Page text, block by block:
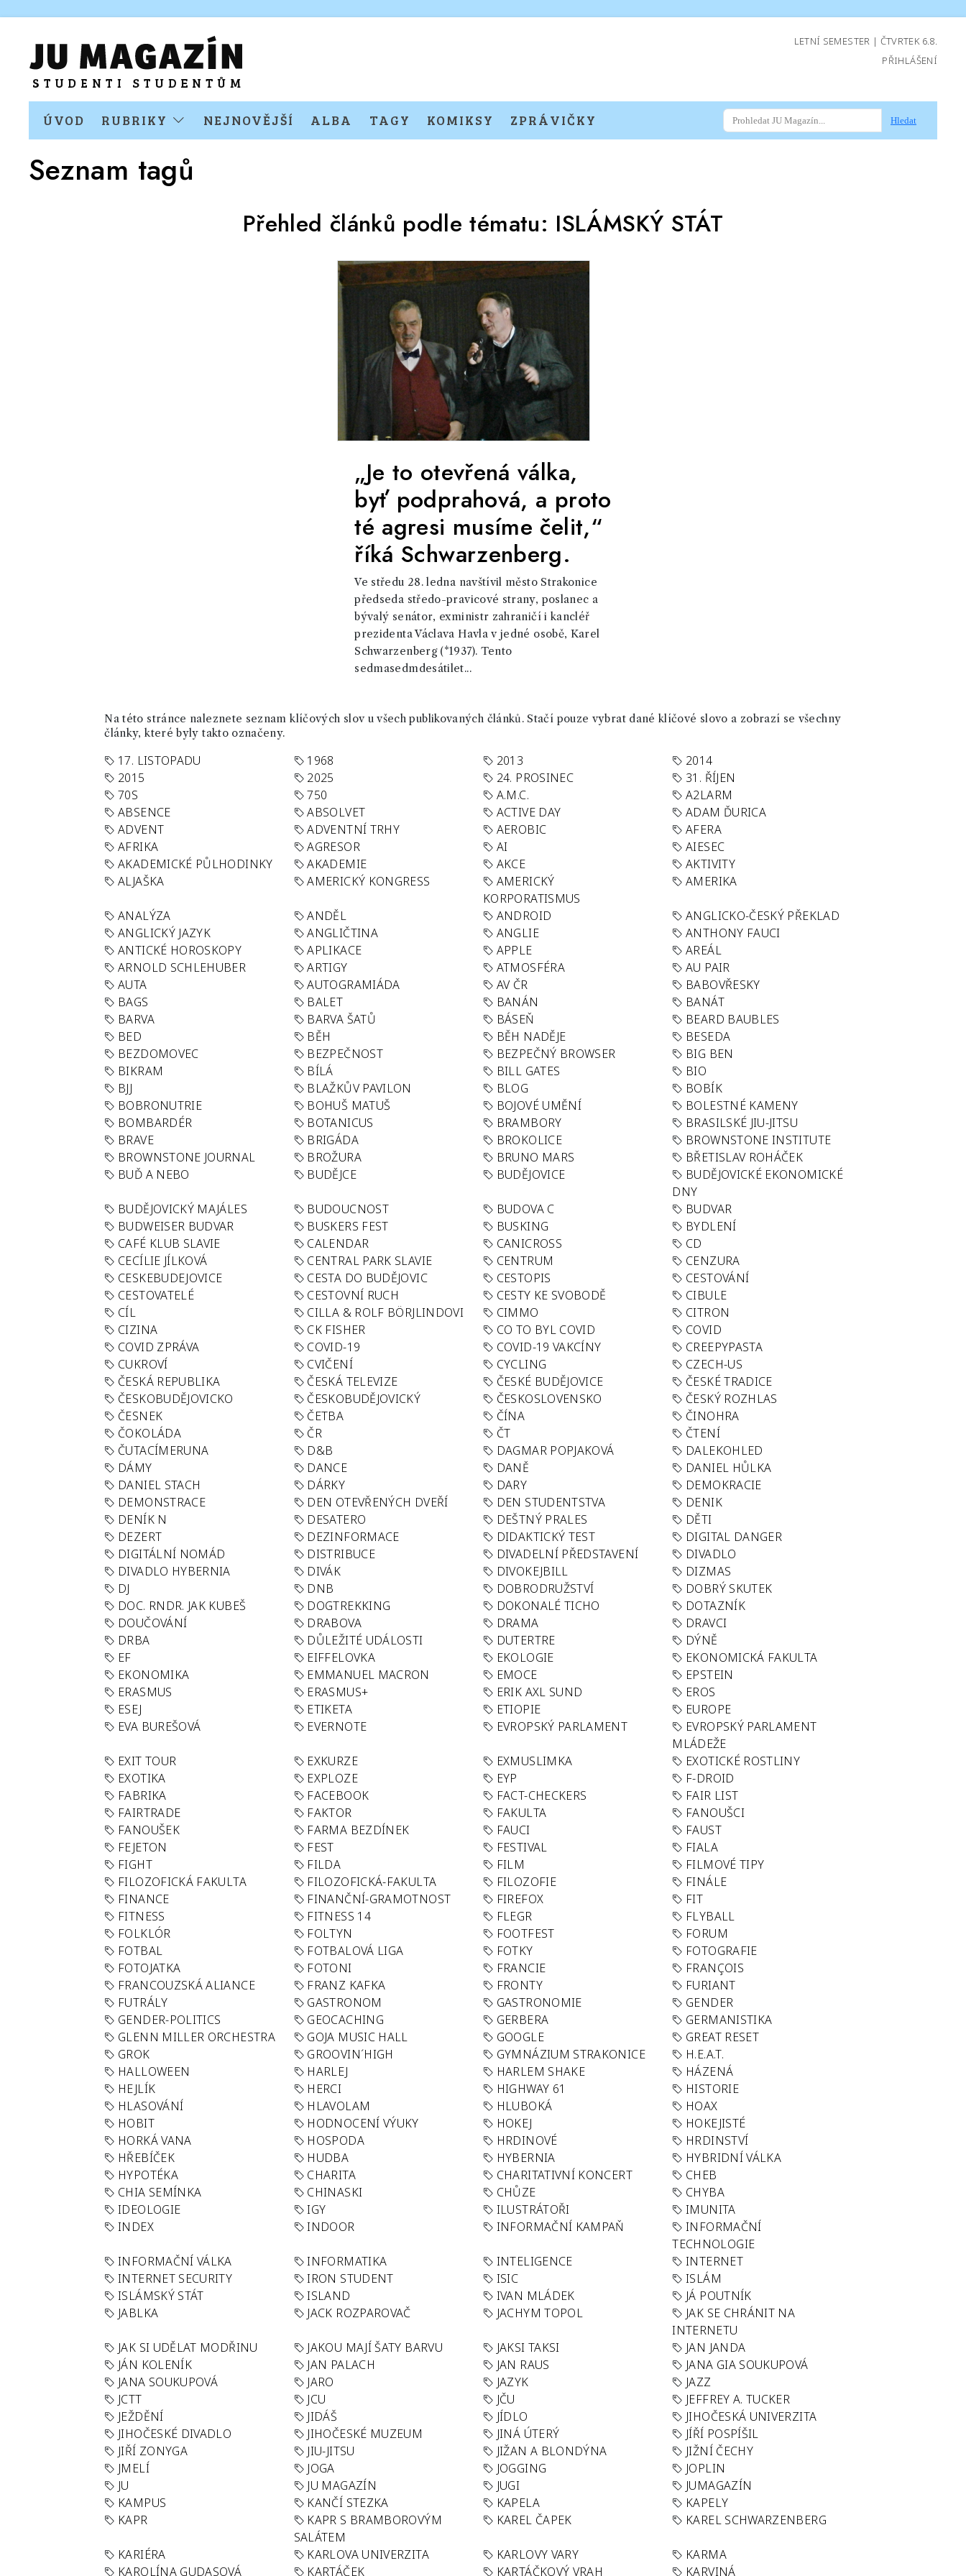
LETNÍ SEMESTER | ČTVRTEK 6.8.
PŘIHLÁŠENÍ
ÚVOD RUBRIKY NEJNOVĚJŠÍ ALBA TAGY KOMIKSY ZPRÁVIČKY Hledat
Seznam tagů
Přehled článků podle tématu: ISLÁMSKÝ STÁT
„Je to otevřená válka,
byť podprahová, a proto
té agresi musíme čelit,“
říká Schwarzenberg.
Ve středu 28. ledna navštívil město Strakonice
předseda středo-pravicové strany, poslanec a
bývalý senátor, exministr zahraničí i kancléř
prezidenta Václava Havla v jedné osobě, Karel
Schwarzenberg (*1937). Tento
sedmasedmdesátilet...
Na této stránce naleznete seznam klíčových slov u všech publikovaných článků. Stačí pouze vybrat dané klíčové slovo a zobrazí se všechny
články, které byly takto označeny.
17. LISTOPADU 1968 2013
2014
2015
2025 24. PROSINEC
31. ŘÍJEN
70S
750 A.M.C.
A2LARM
ABSENCE
ABSOLVET ACTIVE DAY
ADAM ĎURICA
ADVENT
ADVENTNÍ TRHY AEROBIC
AFERA
AFRIKA
AGRESOR AI
AIESEC
AKADEMICKÉ PŮLHODINKY
AKADEMIE AKCE
AKTIVITY
ALJAŠKA
AMERICKÝ KONGRESS
AMERICKÝ
KORPORATISMUS
AMERIKA
ANALÝZA ANDĚL ANDROID
ANGLICKO-ČESKÝ PŘEKLAD
ANGLICKÝ JAZYK
ANGLIČTINA ANGLIE
ANTHONY FAUCI
ANTICKÉ HOROSKOPY
APLIKACE APPLE
AREÁL
ARNOLD SCHLEHUBER
ARTIGY ATMOSFÉRA
AU PAIR
AUTA
AUTOGRAMIÁDA AV ČR
BABOVŘESKY
BAGS
BALET BANÁN
BANÁT
BARVA
BARVA ŠATŮ BÁSEŇ
BEARD BAUBLES
BED
BĚH BĚH NADĚJE
BESEDA
BEZDOMOVEC
BEZPEČNOST BEZPEČNÝ BROWSER
BIG BEN
BIKRAM
BÍLÁ BILL GATES
BIO
BJJ
BLAŽKŮV PAVILON BLOG
BOBÍK
BOBRONUTRIE
BOHUŠ MATUŠ BOJOVÉ UMĚNÍ
BOLESTNÉ KAMENY
BOMBARDÉR
BOTANICUS BRAMBORY
BRASILSKÉ JIU-JITSU
BRAVE
BRIGÁDA BROKOLICE
BROWNSTONE INSTITUTE
BROWNSTONE JOURNAL
BROŽURA BRUNO MARS
BŘETISLAV ROHÁČEK
BUĎ A NEBO
BUDĚJCE BUDĚJOVICE
BUDĚJOVICKÉ EKONOMICKÉ
DNY
BUDĚJOVICKÝ MAJÁLES
BUDOUCNOST BUDOVA C
BUDVAR
BUDWEISER BUDVAR
BUSKERS FEST BUSKING
BYDLENÍ
CAFÉ KLUB SLAVIE
CALENDAR CANICROSS
CD
CECÍLIE JÍLKOVÁ
CENTRAL PARK SLAVIE CENTRUM
CENZURA
CESKEBUDEJOVICE
CESTA DO BUDĚJOVIC CESTOPIS
CESTOVÁNÍ
CESTOVATELÉ
CESTOVNÍ RUCH CESTY KE SVOBODĚ
CIBULE
CÍL
CILLA & ROLF BÖRJLINDOVI CIMMO
CITRON
CIZINA
CK FISHER CO TO BYL COVID
COVID
COVID ZPRÁVA
COVID-19 COVID-19 VAKCÍNY
CREEPYPASTA
CUKROVÍ
CVIČENÍ CYCLING
CZECH-US
ČESKÁ REPUBLIKA
ČESKÁ TELEVIZE ČESKÉ BUDĚJOVICE
ČESKÉ TRADICE
ČESKOBUDĚJOVICKO
ČESKOBUDĚJOVICKÝ ČESKOSLOVENSKO
ČESKÝ ROZHLAS
ČESNEK
ČETBA ČÍNA
ČINOHRA
ČOKOLÁDA
ČR ČT
ČTENÍ
ČUTACÍMERUNA
D&B DAGMAR POPJAKOVÁ
DALEKOHLED
DÁMY
DANCE DANĚ
DANIEL HŮLKA
DANIEL STACH
DÁRKY DARY
DEMOKRACIE
DEMONSTRACE
DEN OTEVŘENÝCH DVEŘÍ DEN STUDENTSTVA
DENIK
DENÍK N
DESATERO DEŠTNÝ PRALES
DĚTI
DEZERT
DEZINFORMACE DIDAKTICKÝ TEST
DIGITAL DANGER
DIGITÁLNÍ NOMÁD
DISTRIBUCE DIVADELNÍ PŘEDSTAVENÍ
DIVADLO
DIVADLO HYBERNIA
DIVÁK DIVOKEJBILL
DIZMAS
DJ
DNB DOBRODRUŽSTVÍ
DOBRÝ SKUTEK
DOC. RNDR. JAK KUBEŠ
DOGTREKKING DOKONALÉ TICHO
DOTAZNÍK
DOUČOVÁNÍ
DRABOVA DRAMA
DRAVCI
DRBA
DŮLEŽITÉ UDÁLOSTI DUTERTRE
DÝNĚ
EF
EIFFELOVKA EKOLOGIE
EKONOMICKÁ FAKULTA
EKONOMIKA
EMMANUEL MACRON EMOCE
EPSTEIN
ERASMUS
ERASMUS+ ERIK AXL SUND
EROS
ESEJ
ETIKETA ETIOPIE
EUROPE
EVA BUREŠOVÁ
EVERNOTE EVROPSKÝ PARLAMENT
EVROPSKÝ PARLAMENT
MLÁDEŽE
EXIT TOUR
EXKURZE EXMUSLIMKA
EXOTICKÉ ROSTLINY
EXOTIKA
EXPLOZE EYP
F-DROID
FABRIKA
FACEBOOK FACT-CHECKERS
FAIR LIST
FAIRTRADE
FAKTOR FAKULTA
FANOUŠCI
FANOUŠEK
FARMA BEZDÍNEK FAUCI
FAUST
FEJETON
FEST FESTIVAL
FIALA
FIGHT
FILDA FILM
FILMOVÉ TIPY
FILOZOFICKÁ FAKULTA
FILOZOFICKÁ-FAKULTA FILOZOFIE
FINÁLE
FINANCE
FINANČNÍ-GRAMOTNOST FIREFOX
FIT
FITNESS
FITNESS 14 FLEGR
FLYBALL
FOLKLÓR
FOLTYN FOOTFEST
FORUM
FOTBAL
FOTBALOVÁ LIGA FOTKY
FOTOGRAFIE
FOTOJATKA
FOTONI FRANCIE
FRANÇOIS
FRANCOUZSKÁ ALIANCE
FRANZ KAFKA FRONTY
FURIANT
FUTRÁLY
GASTRONOM GASTRONOMIE
GENDER
GENDER-POLITICS
GEOCACHING GERBERA
GERMANISTIKA
GLENN MILLER ORCHESTRA
GOJA MUSIC HALL GOOGLE
GREAT RESET
GROK
GROOVIN´HIGH GYMNÁZIUM STRAKONICE
H.E.A.T.
HALLOWEEN
HARLEJ HARLEM SHAKE
HÁZENÁ
HEJLÍK
HERCI HIGHWAY 61
HISTORIE
HLASOVÁNÍ
HLAVOLAM HLUBOKÁ
HOAX
HOBIT
HODNOCENÍ VÝUKY HOKEJ
HOKEJISTÉ
HORKÁ VANA
HOSPODA HRDINOVÉ
HRDINSTVÍ
HŘEBÍČEK
HUDBA HYBERNIA
HYBRIDNÍ VÁLKA
HYPOTÉKA
CHARITA CHARITATIVNÍ KONCERT
CHEB
CHIA SEMÍNKA
CHINASKI CHŮZE
CHYBA
IDEOLOGIE
IGY ILUSTRÁTOŘI
IMUNITA
INDEX
INDOOR INFORMAČNÍ KAMPAŇ
INFORMAČNÍ
TECHNOLOGIE
INFORMAČNÍ VÁLKA
INFORMATIKA INTELIGENCE
INTERNET
INTERNET SECURITY
IRON STUDENT ISIC
ISLÁM
ISLÁMSKÝ STÁT
ISLAND IVAN MLÁDEK
JÁ POUTNÍK
JABLKA
JACK ROZPAROVAČ JACHYM TOPOL
JAK SE CHRÁNIT NA
INTERNETU
JAK SI UDĚLAT MODŘINU
JAKOU MAJÍ ŠATY BARVU JAKSI TAKSI
JAN JANDA
JÁN KOLENÍK
JAN PALACH JAN RAUS
JANA GIA SOUKUPOVÁ
JANA SOUKUPOVÁ
JARO JAZYK
JAZZ
JCTT
JCU JČU
JEFFREY A. TUCKER
JEŽDĚNÍ
JIDÁŠ JÍDLO
JIHOČESKÁ UNIVERZITA
JIHOČESKÉ DIVADLO
JIHOČESKÉ MUZEUM JINÁ ÚTERÝ
JÍŘÍ POSPÍŠIL
JIŘÍ ZONYGA
JIU-JITSU JIŽAN A BLONDÝNA
JIŽNÍ ČECHY
JMELÍ
JOGA JOGGING
JOPLIN
JU
JU MAGAZÍN JUGI
JUMAGAZÍN
KAMPUS
KANČÍ STEZKA KAPELA
KAPELY
KAPR
KAPR S BRAMBOROVÝM
SALÁTEM
KAREL ČAPEK KAREL SCHWARZENBERG
KARIÉRA KARLOVA UNIVERZITA KARLOVY VARY
KARMA
KAROLÍNA GUDASOVÁ
KARTÁČEK KARTÁČKOVÝ VRAH KARVINÁ